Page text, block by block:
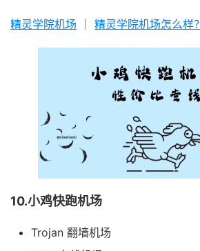
精灵学院机场 精灵学院机场怎么样？
10.小鸡快跑机场
Trojan 翻墙机场